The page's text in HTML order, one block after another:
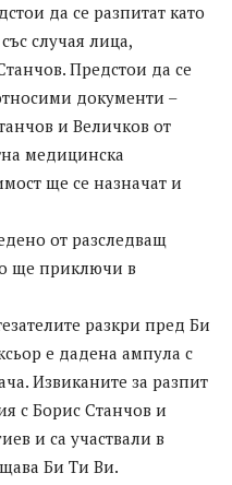
да се разпитат като
случая лица,
Предстои да се
документи –
и Величков от
медицинска
ще се назначат и
от разследващ
ще приключи в
разкри пред Би
е дадена ампула с
Извиканите за разпит
с Борис Станчов и
и са участвали в
Би Ти Ви.